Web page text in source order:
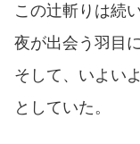
この辻斬りは続
夜が出会う羽目
そして、いよい
としていた。